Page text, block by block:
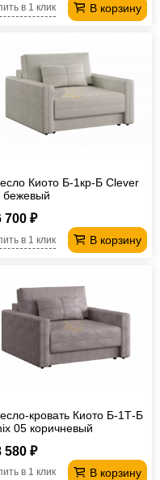
В корзину
в 1 клик
Киото Б-1кр-Б Clever
бежевый
700 ₽
В корзину
в 1 клик
кровать Киото Б-1Т-Б
05 коричневый
580 ₽
В корзину
в 1 клик